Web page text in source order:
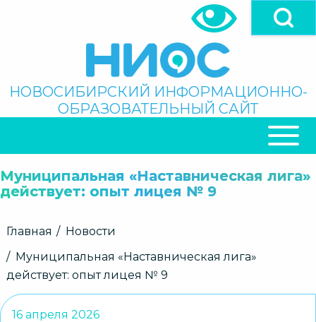
Поиск
НОВОСИБИРСКИЙ ИНФОРМАЦИОННО-
ОБРАЗОВАТЕЛЬНЫЙ САЙТ
НАВИГАЦИЯ
Муниципальная «Наставническая лига»
действует: опыт лицея № 9
Строка
Главная
Новости
Муниципальная «Наставническая лига»
действует: опыт лицея № 9
16 апреля 2026